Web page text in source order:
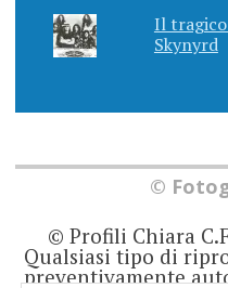
Il
Skynyrd
©
© Profili Chiara
Qualsiasi tipo di
preventivamente